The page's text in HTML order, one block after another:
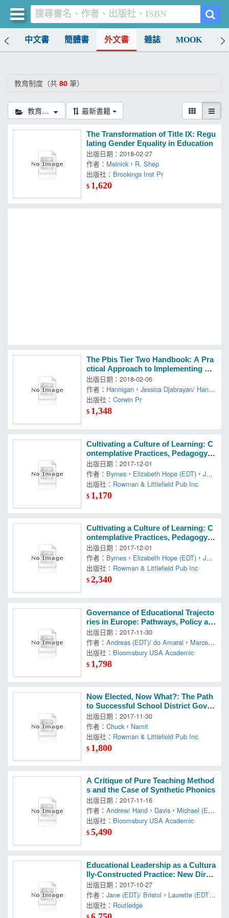
中文書 簡體書 外文書 雜誌 MOOK 找
教育制度（共 80 筆）
教育制度 最新書籍
The Transformation of Title IX: Regu
lating Gender Equality in Education
出版日期：2018-02-27
作者： Melnick， R. Shep
出版社： Brookings Inst Pr
$ 1,620
The Pbis Tier Two Handbook: A Pra
ctical Approach to Implementing Tar
geted Interventions
出版日期：2018-02-06
作者： Hannigan ，Jessica Djabrayan/ Hanni
gan，John E.
出版社：Corwin Pr
$ 1,348
Cultivating a Culture of Learning: C
ontemplative Practices, Pedagogy, a
nd Research in Education
出版日期：2017-12-01
作者： Byrnes ， Elizabeth Hope (EDT) ，Jan
e (EDT)/ Dorman，Kathryn (EDT)/ Dalton
出版社： Rowman & Littlefield Pub Inc
$ 1,170
Cultivating a Culture of Learning: C
ontemplative Practices, Pedagogy, a
nd Research in Education
出版日期：2017-12-01
作者： Byrnes ， Elizabeth Hope (EDT) ，Jan
e (EDT)/ Dorman，Kathryn (EDT)/ Dalton
出版社： Rowman & Littlefield Pub Inc
$2,340
Governance of Educational Trajecto
ries in Europe: Pathways, Policy an
d Practice
出版日期：2017-11-30
作者：Andreas (EDT)/ do Amaral ， Marcelo
Parreira (EDT)/ Cuconato，Morena (EDT)/
Dale，Roger (EDT)
出版社： Bloomsbury USA Academic
$ 1,798
Now Elected, Now What?: The Path
to Successful School District Gover
nance
出版日期：2017-11-30
作者：Chuck， Namit
出版社： Rowman & Littlefield Pub Inc
$ 1,800
A Critique of Pure Teaching Method
s and the Case of Synthetic Phonics
出版日期：2017-11-16
作者：Andrew/ Hand ， Davis ， Michael (ED
T)
出版社： Bloomsbury USA Academic
$5,490
Educational Leadership as a Cultura
lly-Constructed Practice: New Direc
tions and Possibilities
出版日期：2017-10-27
作者：Jane (EDT)/ Bristol ， Laurette (EDT)
，Wilkinson
出版社： Routledge
買書網
書店暢銷榜
簡體書
外文書